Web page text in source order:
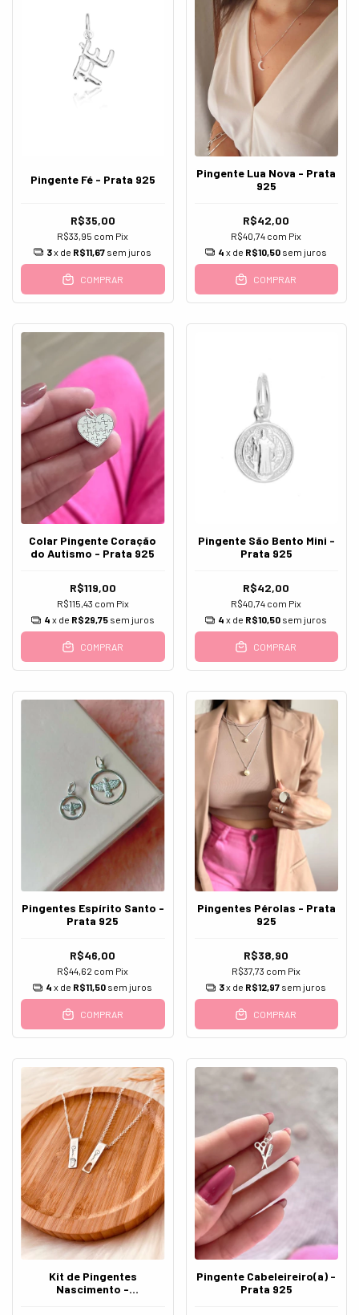
Pingente Fé - Prata 925
R$35,00
R$33,95 com Pix
3x de R$11,67 sem juros
COMPRAR
Pingente Lua Nova - Prata
925
R$42,00
R$40,74 com Pix
4 x de R$10,50 sem juros
COMPRAR
Colar Pingente Coração
do Autismo - Prata 925
R$119,00
R$115,43 com Pix
4 x de R$29,75 sem juros
COMPRAR
Pingente São Bento Mini -
Prata 925
R$42,00
R$40,74 com Pix
4 x de R$10,50 sem juros
COMPRAR
Pingentes Espírito Santo -
Prata 925
R$46,00
R$44,62 com Pix
4 x de R$11,50 sem juros
COMPRAR
Pingentes Pérolas - Prata
925
R$38,90
R$37,73 com Pix
3x de R$12,97 sem juros
COMPRAR
Kit de Pingentes
Nascimento -
Pingente Cabeleireiro(a) -
Prata 925